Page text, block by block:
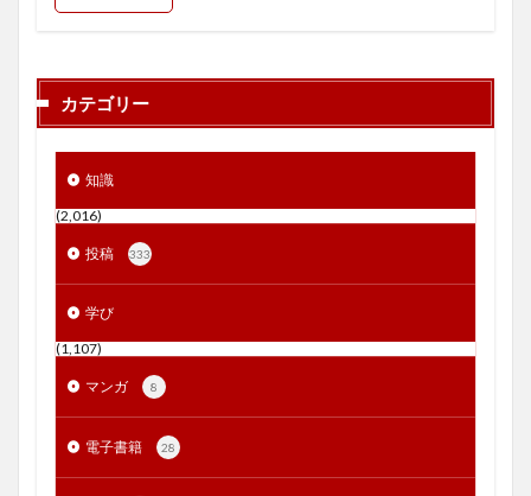
カテゴリー
知識
(2,016)
投稿 333
学び
(1,107)
マンガ 8
電子書籍 28